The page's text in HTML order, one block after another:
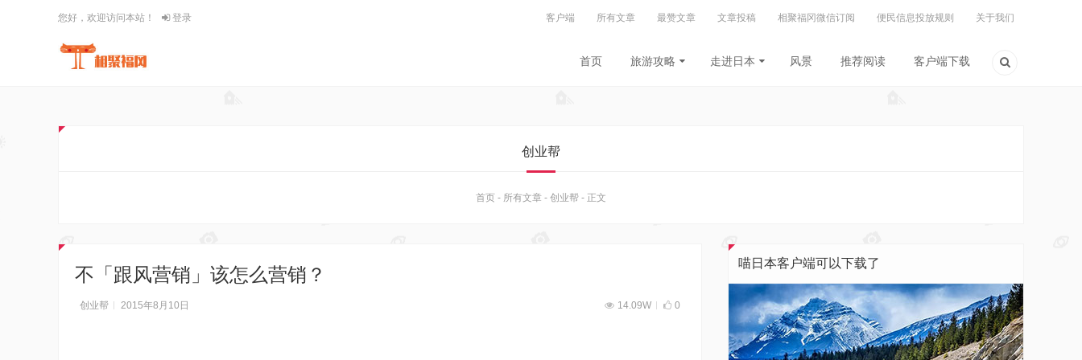
您好，欢迎访问本站！ 登录 客户端 所有文章 最赞文章 文章投稿 相聚福冈微信订阅 便民信息投放规则 关于我们
首页 旅游攻略 走进日本 风景 推荐阅读 客户端下载
创业帮
首页 - 所有文章 - 创业帮 - 正文
不「跟风营销」该怎么营销？
创业帮 2015年8月10日 14.09W 0
喵日本客户端可以下载了